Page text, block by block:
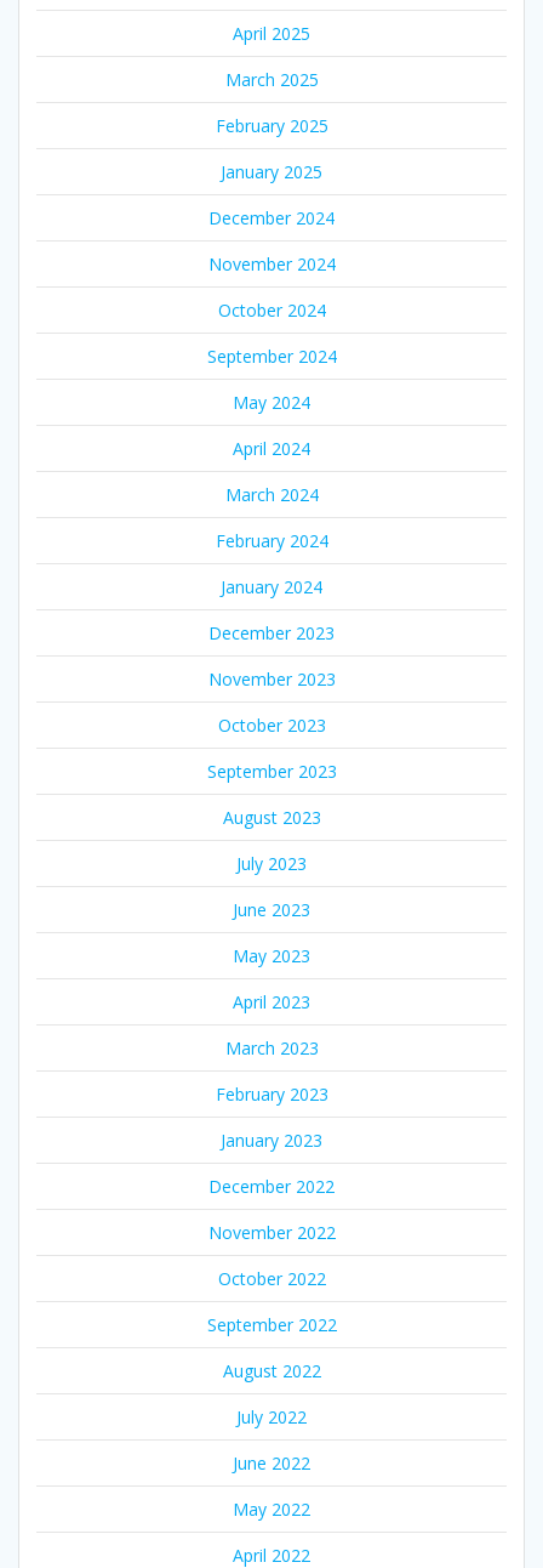
April 2025
March 2025
February 2025
January 2025
December 2024
November 2024
October 2024
September 2024
May 2024
April 2024
March 2024
February 2024
January 2024
December 2023
November 2023
October 2023
September 2023
August 2023
July 2023
June 2023
May 2023
April 2023
March 2023
February 2023
January 2023
December 2022
November 2022
October 2022
September 2022
August 2022
July 2022
June 2022
May 2022
April 2022